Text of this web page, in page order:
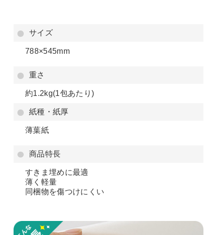
サイズ
788×545mm
重さ
約1.2kg(1包あたり)
紙種・紙厚
薄葉紙
商品特長
すきま埋めに最適
薄く軽量
同梱物を傷つけにくい